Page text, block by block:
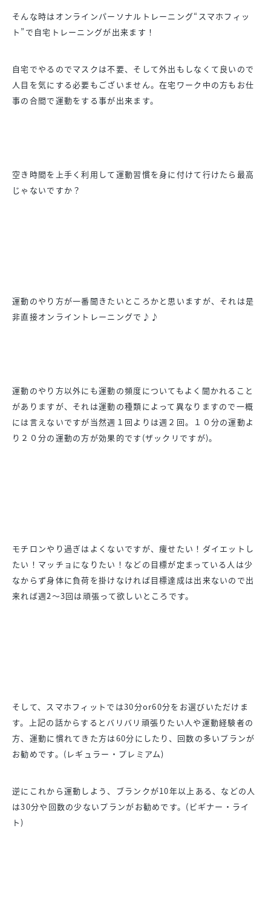
そんな時はオンラインパーソナルトレーニング“スマホフィッ
ト”で自宅トレーニングが出来ます！
自宅でやるのでマスクは不要、そして外出もしなくて良いので
人目を気にする必要もございません。在宅ワーク中の方もお仕
事の合間で運動をする事が出来ます。
空き時間を上手く利用して運動習慣を身に付けて行けたら最高
じゃないですか？
運動のやり方が一番聞きたいところかと思いますが、それは是
非直接オンライントレーニングで♪♪
運動のやり方以外にも運動の頻度についてもよく聞かれること
がありますが、それは運動の種類によって異なりますので一概
には言えないですが当然週１回よりは週２回。１０分の運動よ
り２０分の運動の方が効果的です(ザックリですが)。
モチロンやり過ぎはよくないですが、痩せたい！ダイエットし
たい！マッチョになりたい！などの目標が定まっている人は少
なからず身体に負荷を掛けなければ目標達成は出来ないので出
来れば週2〜3回は頑張って欲しいところです。
そして、スマホフィットでは30分or60分をお選びいただけま
す。上記の話からするとバリバリ頑張りたい人や運動経験者の
方、運動に慣れてきた方は60分にしたり、回数の多いプランが
お勧めです。(レギュラー・プレミアム)
逆にこれから運動しよう、ブランクが10年以上ある、などの人
は30分や回数の少ないプランがお勧めです。(ビギナー・ライ
ト)